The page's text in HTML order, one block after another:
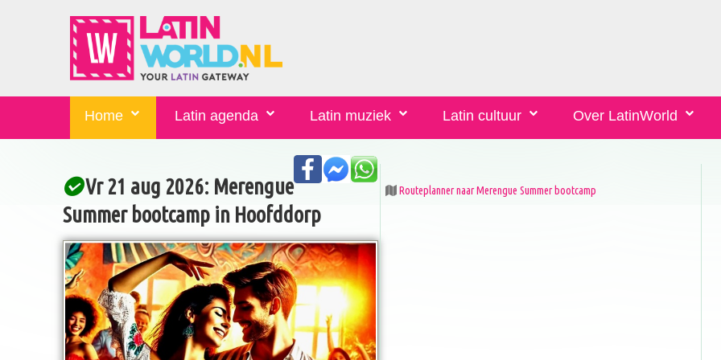
Home Latin agenda Latin muziek Latin cultuur Over LatinWorld
Vr 21 aug 2026: Merengue
Summer bootcamp in Hoofddorp
Routeplanner naar Merengue Summer bootcamp